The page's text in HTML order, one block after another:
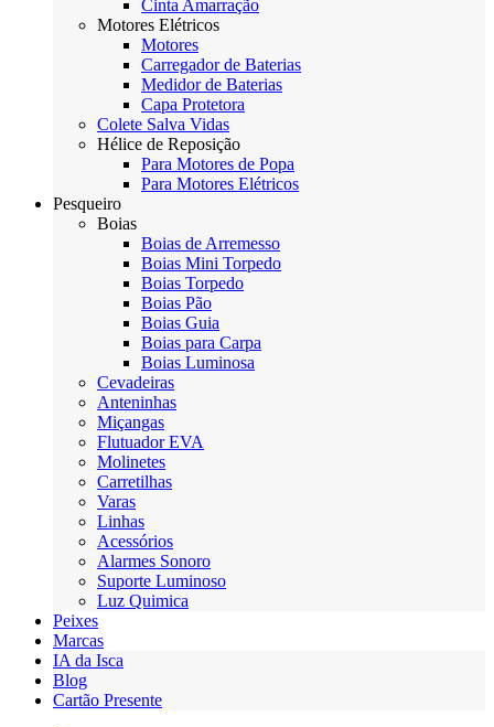
Cinta Amarração
Motores Elétricos
Motores
Carregador de Baterias
Medidor de Baterias
Capa Protetora
Colete Salva Vidas
Hélice de Reposição
Para Motores de Popa
Para Motores Elétricos
Pesqueiro
Boias
Boias de Arremesso
Boias Mini Torpedo
Boias Torpedo
Boias Pão
Boias Guia
Boias para Carpa
Boias Luminosa
Cevadeiras
Anteninhas
Miçangas
Flutuador EVA
Molinetes
Carretilhas
Varas
Linhas
Acessórios
Alarmes Sonoro
Suporte Luminoso
Luz Quimica
Peixes
Marcas
IA da Isca
Blog
Cartão Presente